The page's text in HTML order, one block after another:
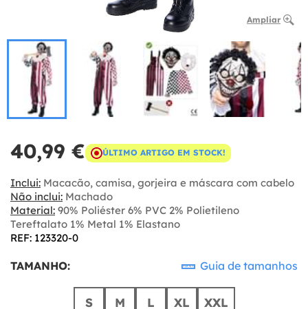
Ampliar
40,99 € ÚLTIMO ARTIGO EM STOCK!
Inclui: Macacão, camisa, gorjeira e máscara com cabelo
Não inclui: Machado
Material: 90% Poliéster 6% PVC 2% Polietileno
Tereftalato 1% Metal 1% Elastano
REF: 123320-0
TAMANHO: Guia de tamanhos
S M L XL XXL